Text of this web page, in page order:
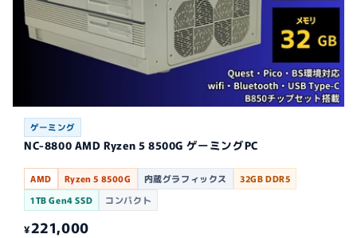
ゲーミング
NC-8800 AMD Ryzen 5 8500G ゲーミングPC
AMD Ryzen 5 8500G 内蔵グラフィックス
32GB DDR5
1TB Gen4 SSD
コンパクト
¥221,000